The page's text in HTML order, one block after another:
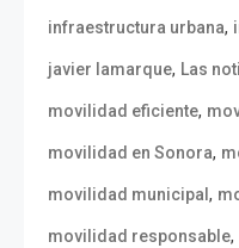
infraestructura urbana,
javier lamarque, Las
movilidad eficiente,
movilidad en Sonora,
movilidad municipal,
movilidad responsable,